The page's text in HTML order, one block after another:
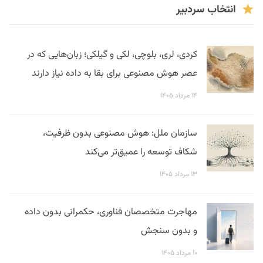
انتخاب سردبیر
کردی، لری، بلوچی، لکی و گیلکی؛ زبان‌هایی که در
عصر هوش مصنوعی برای بقا به داده نیاز دارند
۱۴ مرداد ۱۴۰۵
سازمان ملل: هوش مصنوعی بدون ظرفیت،
شکاف توسعه را عمیق‌تر می‌کند
۱۳ مرداد ۱۴۰۵
مهاجرت متخصصان فناوری، حکمرانی بدون داده
و بدون سنجش
۱۰ مرداد ۱۴۰۵